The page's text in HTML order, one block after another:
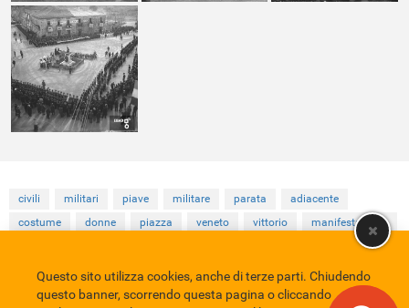
civili militari piave militare parata
adiacente
costume
donne piazza veneto vittorio manifestazione
Comune di Eboli Servizio Bibliotecario Nazionale
Privacy policy
Questo sito utilizza cookies, anche di terze parti. Chiudendo
questo banner, scorrendo questa pagina o cliccando